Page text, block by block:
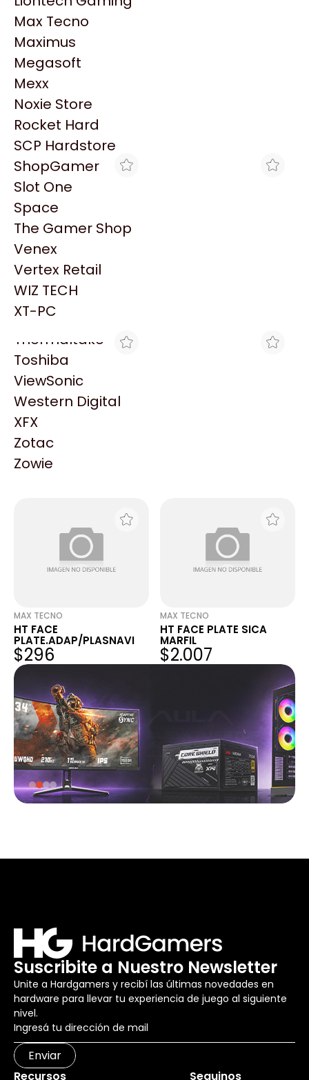
Logitech
MSI
NVIDIA GeForce
NZXT
PNY
Palit
Philips
PowerColor
Razer
Redragon
Samsung
Sandisk
Sapphire
Seagate
Sentey
Solarmax
Thermaltake
Toshiba
ViewSonic
Western Digital
XFX
Zotac
Zowie
Max Tecno
Maximus
Megasoft
Mexx
Noxie Store
Rocket Hard
SCP Hardstore
ShopGamer
Slot One
Space
The Gamer Shop
Venex
Vertex Retail
WIZ TECH
XT-PC
Productos
Similares
Explorá más productos similares
HT FACE PLATE
RJ/RWD/CERR
$1.095
MAX TECNO
HT FACE PLATE
RJ/POU/CERR.
MAX TECNO
HT FACE
PLATE.ADAP/PLASNAVI
$296
MAX TECNO
HT FACE PLATE SICA
MARFIL
$2.007
Suscribite a Nuestro Newsletter
Unite a Hardgamers y recibí las últimas novedades en
hardware para llevar tu experiencia de juego al siguiente
nivel.
Enviar
Recursos
Seguinos